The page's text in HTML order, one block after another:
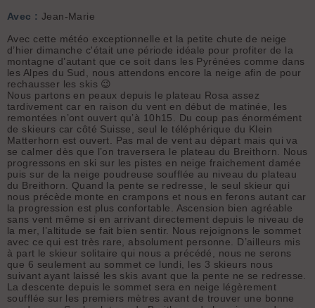
Avec : Jean-Marie
Avec cette météo exceptionnelle et la petite chute de neige
d’hier dimanche c'était une période idéale pour profiter de la
montagne d’autant que ce soit dans les Pyrénées comme dans
les Alpes du Sud, nous attendons encore la neige afin de pour
rechausser les skis 😉
Nous partons en peaux depuis le plateau Rosa assez
tardivement car en raison du vent en début de matinée, les
remontées n’ont ouvert qu’à 10h15. Du coup pas énormément
de skieurs car côté Suisse, seul le téléphérique du Klein
Matterhorn est ouvert. Pas mal de vent au départ mais qui va
se calmer dès que l’on traversera le plateau du Breithorn. Nous
progressons en ski sur les pistes en neige fraichement damée
puis sur de la neige poudreuse soufflée au niveau du plateau
du Breithorn. Quand la pente se redresse, le seul skieur qui
nous précède monte en crampons et nous en ferons autant car
la progression est plus confortable. Ascension bien agréable
sans vent même si en arrivant directement depuis le niveau de
la mer, l’altitude se fait bien sentir. Nous rejoignons le sommet
avec ce qui est très rare, absolument personne. D’ailleurs mis
à part le skieur solitaire qui nous a précédé, nous ne serons
que 6 seulement au sommet ce lundi, les 3 skieurs nous
suivant ayant laissé les skis avant que la pente ne se redresse.
La descente depuis le sommet sera en neige légèrement
soufflée sur les premiers mètres avant de trouver une bonne